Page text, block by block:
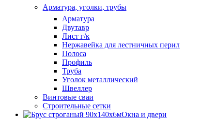
Арматура, уголки, трубы
Арматура
Двутавр
Лист г/к
Нержавейка для лестничных перил
Полоса
Профиль
Труба
Уголок металлический
Швеллер
Винтовые сваи
Строительные сетки
Окна и двери